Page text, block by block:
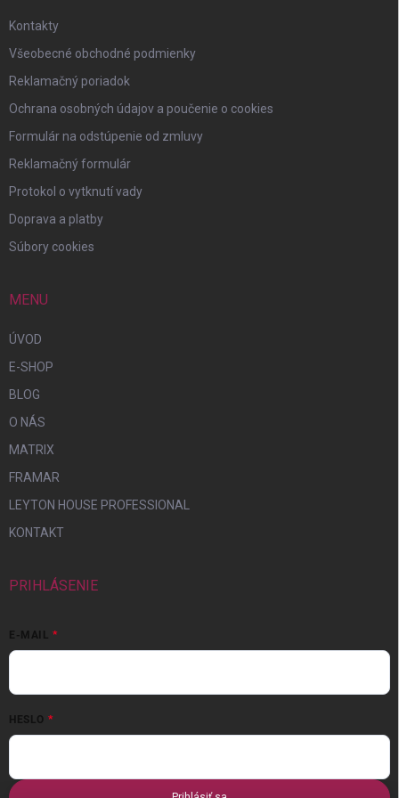
Kontakty
Všeobecné obchodné podmienky
Reklamačný poriadok
Ochrana osobných údajov a poučenie o cookies
Formulár na odstúpenie od zmluvy
Reklamačný formulár
Protokol o vytknutí vady
Doprava a platby
Súbory cookies
MENU
ÚVOD
E-SHOP
BLOG
O NÁS
MATRIX
FRAMAR
LEYTON HOUSE PROFESSIONAL
KONTAKT
PRIHLÁSENIE
E-MAIL
HESLO